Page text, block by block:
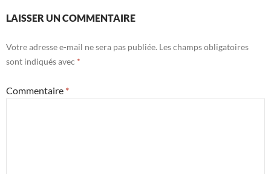
LAISSER UN COMMENTAIRE
Votre adresse e-mail ne sera pas publiée. Les champs obligatoires
sont indiqués avec *
Commentaire *